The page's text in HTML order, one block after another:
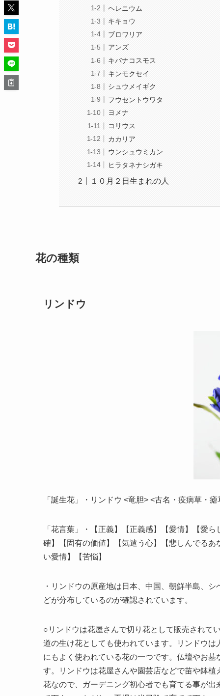
ヘレニウム
キキョウ
ブロワリア
アンズ
キバナコスモス
キンモクセイ
シュウメイギク
フウセントウワタ
ヨメナ
コリウス
カカリア
ウンシュウミカン
ヒラタネナシガキ
１０月２日生まれの人
花の種類
リンドウ
「誕生花」・リンドウ <竜胆> <古名・疫病草・
「花言葉」・【正義】【正義感】【愛情】【愛
確】【固有の価値】【気遣う心】【悲しんでる
い愛情】【苦悩】
・リンドウの原産地は日本、中国、朝鮮半島、
どが分布しているのが確認されています。
○リンドウは花屋さんで切り花として販売されて
道の生け花としても使われています。リンドウ
にもよく使われている花の一つです。仏壇やお
す。リンドウは花屋さんや園芸店などで苗や鉢
花なので、ガーデニング初心者でも育てる事が